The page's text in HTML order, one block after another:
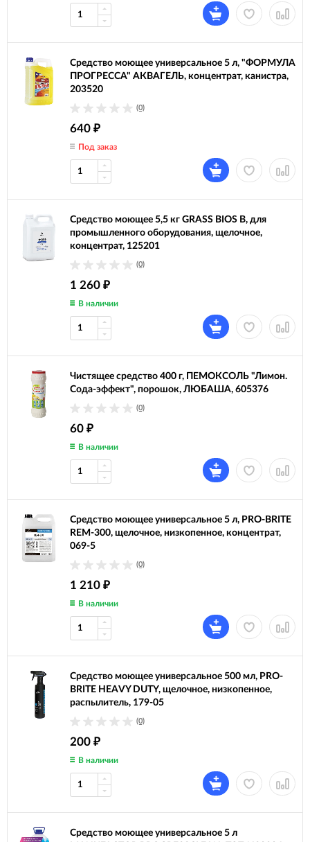
Средство моющее универсальное 5 л, "ФОРМУЛА
ПРОГРЕССА" АКВАГЕЛЬ, концентрат, канистра,
203520
(0)
640 ₽
Под заказ
Средство моющее 5,5 кг GRASS BIOS B, для
промышленного оборудования, щелочное,
концентрат, 125201
(0)
1 260 ₽
В наличии
Чистящее средство 400 г, ПЕМОКСОЛЬ "Лимон.
Сода-эффект", порошок, ЛЮБАША, 605376
(0)
60 ₽
В наличии
Средство моющее универсальное 5 л, PRO-BRITE
REM-300, щелочное, низкопенное, концентрат,
069-5
(0)
1 210 ₽
В наличии
Средство моющее универсальное 500 мл, PRO-
BRITE HEAVY DUTY, щелочное, низкопенное,
распылитель, 179-05
(0)
200 ₽
В наличии
Средство моющее универсальное 5 л